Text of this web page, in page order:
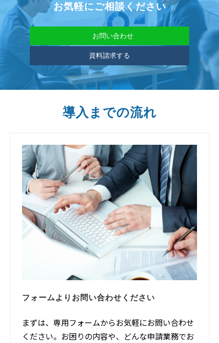
お気軽にご相談ください
お問い合わせ
資料請求する
導入までの流れ
フォームよりお問い合わせください
まずは、専用フォームからお気軽にお問い合わせ
ください。お困りの内容や、どんな申請業務でお